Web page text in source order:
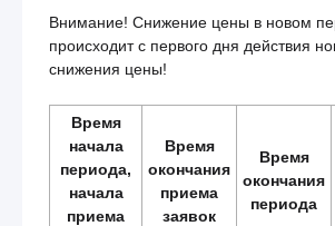
Внимание! Снижение цены в новом
происходит с первого дня действия
снижения цены!
Время
начала
периода,
начала
приема
Время
окончания
приема
заявок
Время
окончания
периода